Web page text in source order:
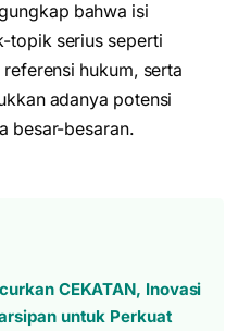
bahwa isi
topik serius seperti
hukum, serta
adanya potensi
besar-besaran.
CEKATAN, Inovasi
untuk Perkuat